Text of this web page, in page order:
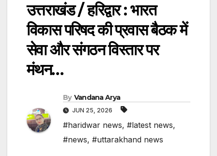
उत्तराखंड / हरिद्वार : भारत
विकास परिषद की प्रवास बैठक में
सेवा और संगठन विस्तार पर
मंथन…
By Vandana Arya
JUN 25, 2026
#haridwar news, #latest news,
#news, #uttarakhand news